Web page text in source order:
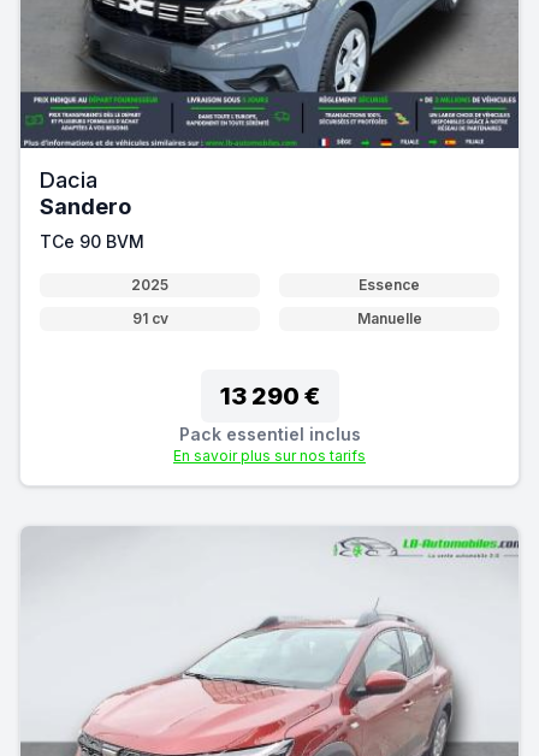
Dacia
Sandero
TCe 90 BVM
2025
Essence
91 cv
Manuelle
13 290 €
Pack essentiel inclus
En savoir plus sur nos tarifs